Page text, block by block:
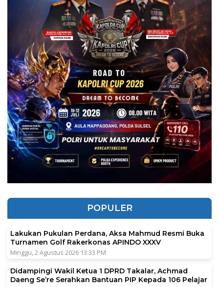
POPULER
Lakukan Pukulan Perdana, Aksa Mahmud Resmi Buka
Turnamen Golf Rakerkonas APINDO XXXV
Minggu, 2 Agustus 2026 13:33 PM
Didampingi Wakil Ketua 1 DPRD Takalar, Achmad
Daeng Se’re Serahkan Bantuan PIP Kepada 106 Pelajar